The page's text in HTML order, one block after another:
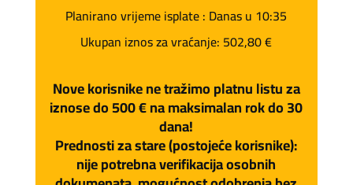
Planirano vrijeme isplate: Danas u 10:35
Ukupan iznos za vraćanje: 502,80 €
Nove korisnike ne tražimo platnu listu za
iznose do 500 € na maksimalan rok do 30
dana!
Prednosti za stare (postojeće korisnike):
nije potrebna verifikacija osobnih